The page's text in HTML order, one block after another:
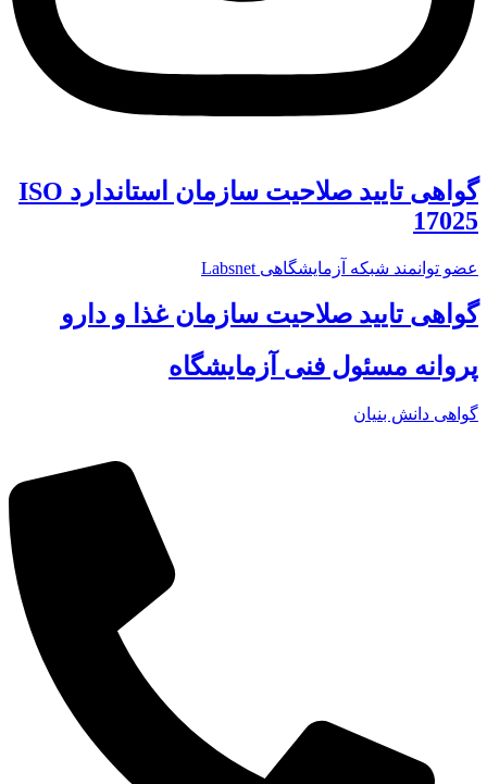
گواهی تایید صلاحیت سازمان استاندارد ISO
17025
عضو توانمند شبکه آزمایشگاهی Labsnet
گواهی تایید صلاحیت سازمان غذا و دارو
پروانه مسئول فنی آزمایشگاه
گواهی دانش بنیان